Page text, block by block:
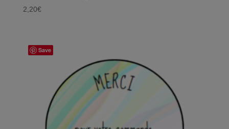
2,20€
Save